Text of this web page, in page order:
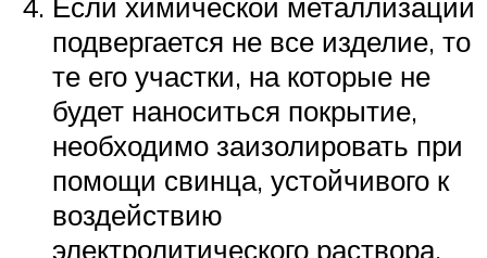
подвергается не все изделие, то
те его участки, на которые не
будет наноситься покрытие,
необходимо заизолировать при
помощи свинца, устойчивого к
воздействию
электролитического раствора.